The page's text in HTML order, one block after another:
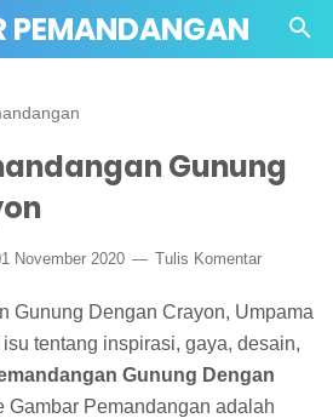
PEMANDANGAN
Gunung
November 2020 Tulis Komentar
Gunung Dengan Crayon, Umpama
tentang inspirasi, gaya, desain,
Gunung Dengan
Gambar Pemandangan adalah